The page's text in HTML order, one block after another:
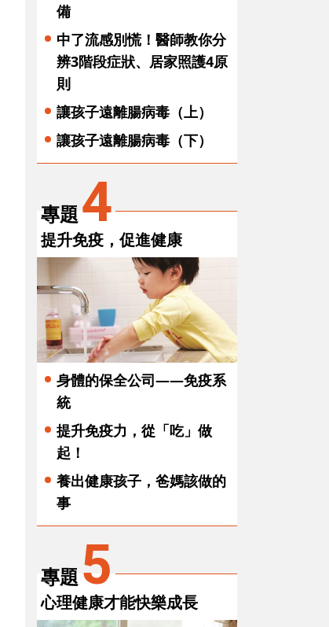
備
中了流感別慌！醫師教你分
辨3階段症狀、居家照護4原
則
讓孩子遠離腸病毒（上）
讓孩子遠離腸病毒（下）
專題4
提升免疫，促進健康
身體的保全公司——免疫系
統
提升免疫力，從「吃」做
起！
養出健康孩子，爸媽該做的
事
專題 5
心理健康才能快樂成長